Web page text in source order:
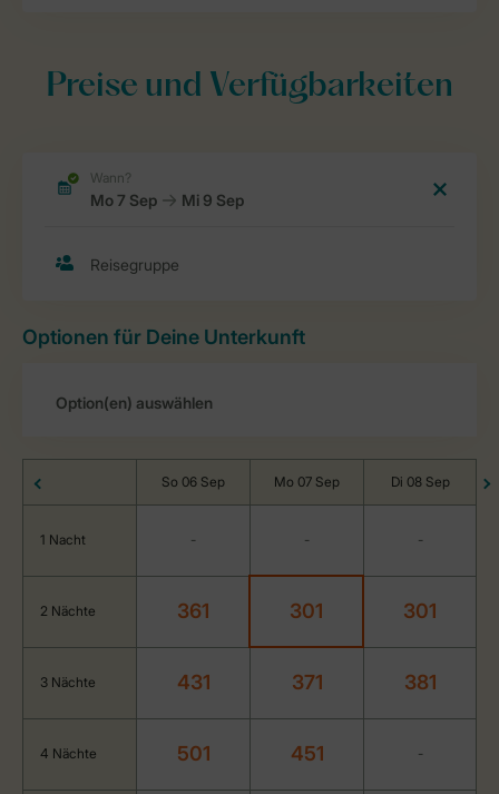
Preise und Verfügbarkeiten
Optionen für Deine Unterkunft
So 06 Sep Mo 07 Sep Di 08 Sep
1 Nacht - - -
2 Nächte 361 301 301
3 Nächte 431 371 381
4 Nächte 501 451 -